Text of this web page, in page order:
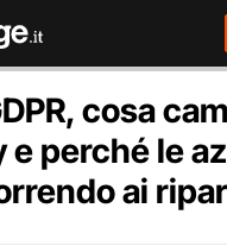
cosa
e perché le
ai